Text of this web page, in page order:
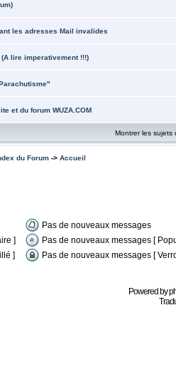
les adresses Mail invalides
lire imperativement !!!)
et du forum WUZA.COM
Montrer les sujets
du Forum-> Accueil
Pas de nouveaux messages
]
Pas de nouveaux messages [
]
Pas de nouveaux messages [
Powered by